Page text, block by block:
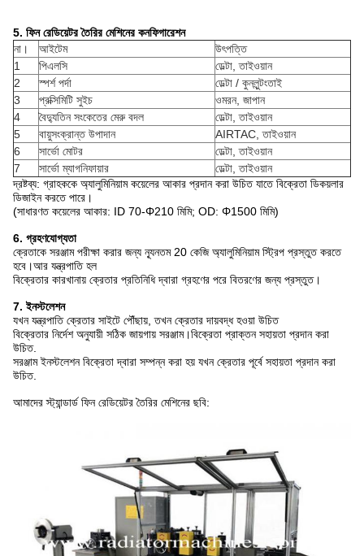
5. ফিন রেডিয়েটর তৈরির মেশিনের কনফিগারেশন
না।
আইটেম
উৎপত্তি
1
পিএলসি
ডেল্টা, তাইওয়ান
2
স্পর্শ পর্দা
ডেল্টা / কুনলুন্টংতাই
3
প্রক্সিমিটি সুইচ
ওমরন, জাপান
4
বৈদ্যুতিন সংকেতের মেরু বদল
ডেল্টা, তাইওয়ান
5
বায়ুসংক্রান্ত উপাদান
AIRTAC, তাইওয়ান
6
সার্ভো মোটর
ডেল্টা, তাইওয়ান
7
সার্ভো ম্যাগনিফায়ার
ডেল্টা, তাইওয়ান
দ্রষ্টব্য: গ্রাহককে অ্যালুমিনিয়াম কয়েলের আকার প্রদান করা উচিত যাতে বিক্রেতা ডিকয়লার
ডিজাইন করতে পারে।
(সাধারণত কয়েলের আকার: ID 70-Φ210 মিমি; OD: Φ1500 মিমি)
6. গ্রহণযোগ্যতা
ক্রেতাকে সরঞ্জাম পরীক্ষা করার জন্য ন্যূনতম 20 কেজি অ্যালুমিনিয়াম স্ট্রিপ প্রস্তুত করতে
হবে।আর যন্ত্রপাতি হল
বিক্রেতার কারখানায় ক্রেতার প্রতিনিধি দ্বারা গ্রহণের পরে বিতরণের জন্য প্রস্তুত।
7. ইনস্টলেশন
যখন যন্ত্রপাতি ক্রেতার সাইটে পৌঁছায়, তখন ক্রেতার দায়বদ্ধ হওয়া উচিত
বিক্রেতার নির্দেশ অনুযায়ী সঠিক জায়গায় সরঞ্জাম।বিক্রেতা প্রাক্তন সহায়তা প্রদান করা
উচিত.
সরঞ্জাম ইনস্টলেশন বিক্রেতা দ্বারা সম্পন্ন করা হয় যখন ক্রেতার পূর্বে সহায়তা প্রদান করা
উচিত.
আমাদের স্ট্যান্ডার্ড ফিন রেডিয়েটর তৈরির মেশিনের ছবি: